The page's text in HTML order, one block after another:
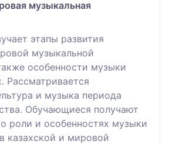
музыкальная
этапы развития
музыкальной
особенности музыки
Рассматривается
и музыка периода
Обучающиеся получают
роли и особенностях музыки
казахской и мировой